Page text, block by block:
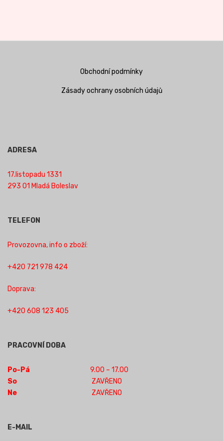
Obchodní podmínky
Zásady ochrany osobních údajů
ADRESA
17.listopadu 1331
293 01 Mladá Boleslav
TELEFON
Provozovna, info o zboží:
+420 721 978 424
Doprava:
+420 608 123 405
PRACOVNÍ DOBA
Po-Pá
9.00 – 17.00
So
ZAVŘENO
Ne
ZAVŘENO
E-MAIL